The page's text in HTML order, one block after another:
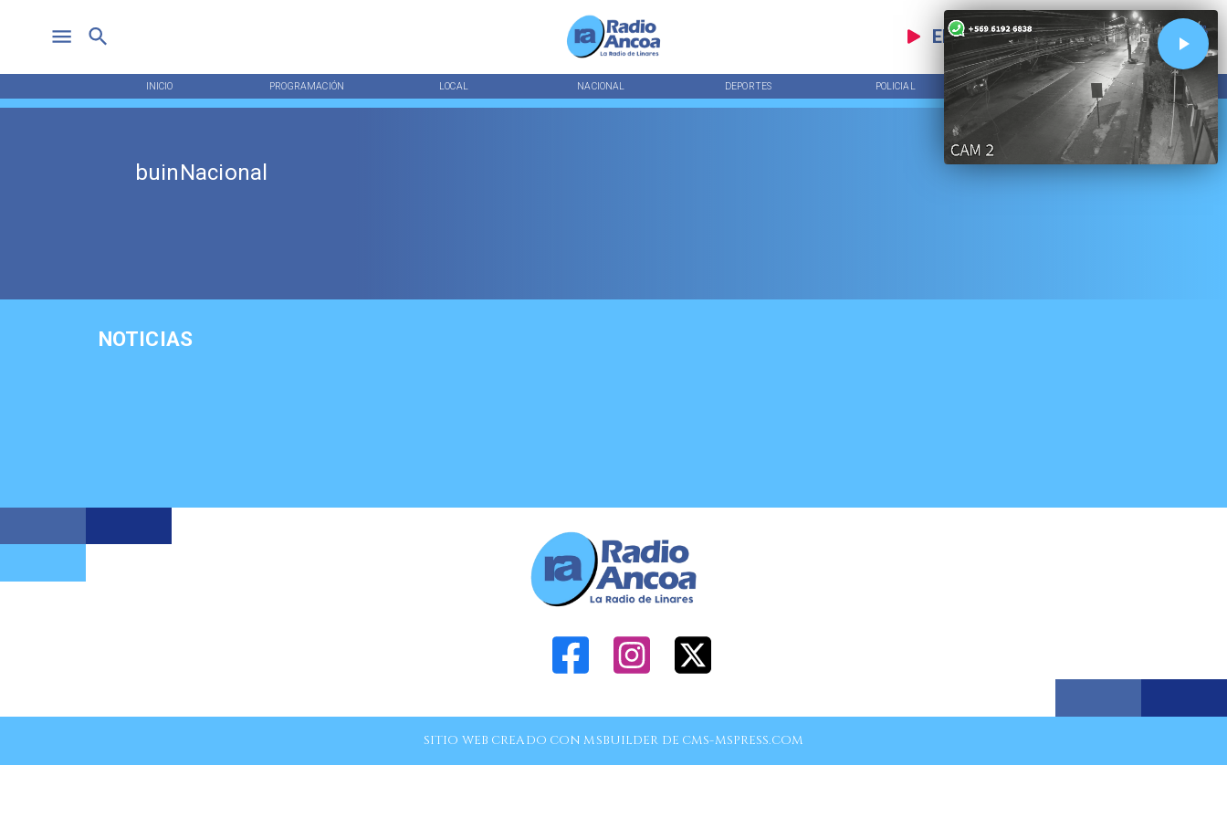
EN VIVO
INICIO PROGRAMACIÓN LOCAL NACIONAL DEPORTES POLICIAL TENDENCIAS
buinNacional
NOTICIAS
SITIO WEB CREADO CON MSBUILDER DE CMS-MSPRESS.COM